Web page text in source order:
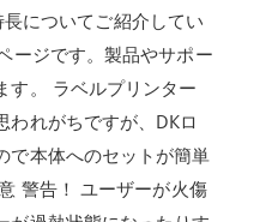
についてご紹介してい
ージです。製品やサポー
す。 ラベルプリンター
われがちですが、DKロ
で本体へのセットが簡単
警告！ ユーザーが火傷